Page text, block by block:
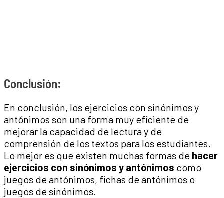
Conclusión:
En conclusión, los ejercicios con sinónimos y
antónimos son una forma muy eficiente de
mejorar la capacidad de lectura y de
comprensión de los textos para los estudiantes.
Lo mejor es que existen muchas formas de hacer
ejercicios con sinónimos y antónimos como
juegos de antónimos, fichas de antónimos o
juegos de sinónimos.